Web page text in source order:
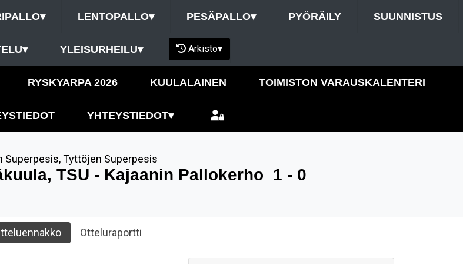
▾ LENTOPALLO▾ PESÄPALLO▾ PYÖRÄILY SUUNNISTUS
▾ YLEISURHEILU▾ Arkisto▾
RYSKYARPA 2026 KUULALAINEN TOIMISTON VARAUSKALENTERI
YHTEYSTIEDOT▾
Superpesis,Tyttöjen Superpesis
TSU - Kajaanin Pallokerho 1 - 0
Otteluraportti